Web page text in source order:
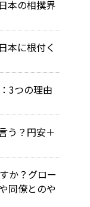
本の相撲界
本に根付く
3つの理由
う？円安＋
か？グロー
同僚とのや